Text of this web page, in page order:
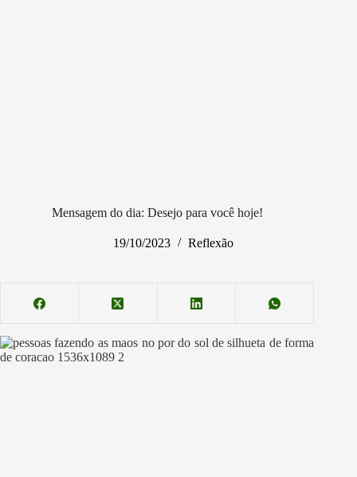
Mensagem do dia: Desejo para você hoje!
19/10/2023 Reflexão